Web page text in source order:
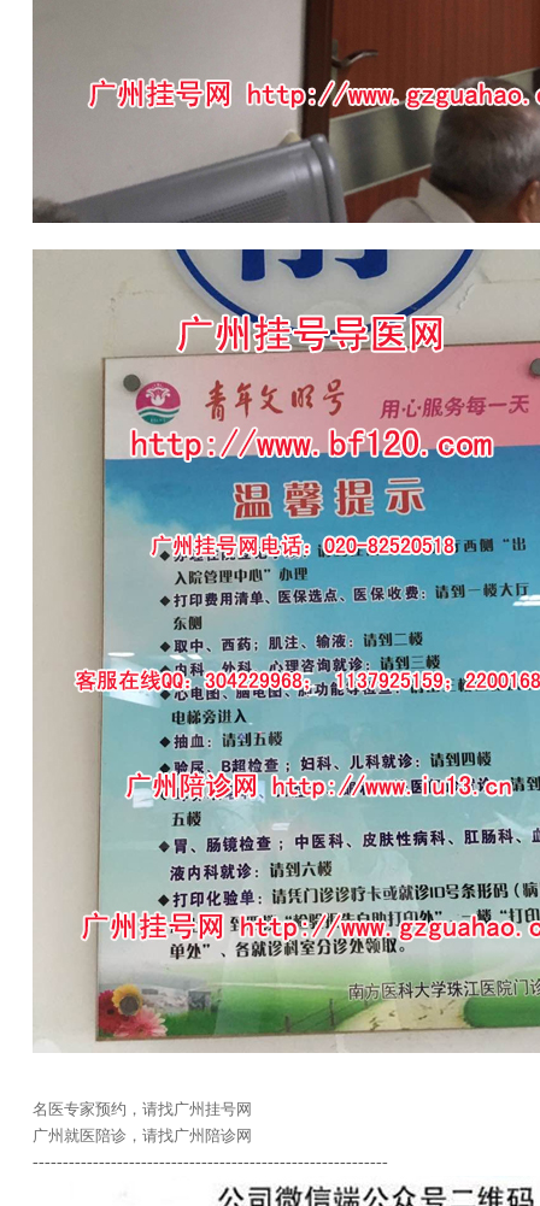
名医专家预约，请找广州挂号网
广州就医陪诊，请找广州陪诊网
-----------------------------------------------------------